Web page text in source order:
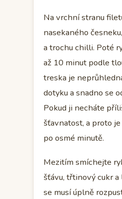
Na vrchní stranu
nasekaného
a trochu chilli. Poté
až 10 minut podle
treska je
dotyku a snadno se
Pokud ji necháte
šťavnatost, a proto
po osmé minutě.
Mezitím smíchejte
šťávu, třtinový cukr
se musí úplně